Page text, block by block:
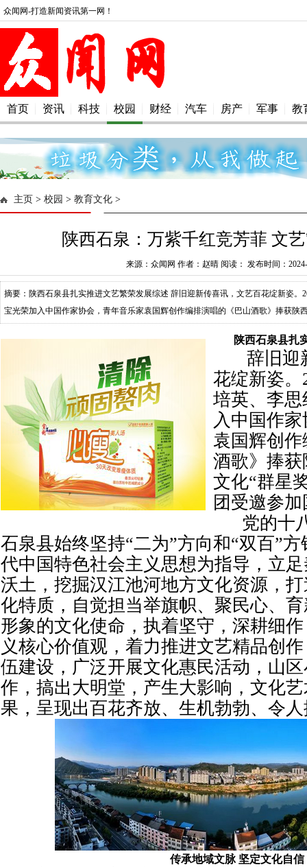
众闻网-打造新闻资讯第一网！
首页 资讯 科技 校园 财经 汽车 房产 军事 教
主页 > 校园 > 教育文化 >
陕西石泉：万紫千红竞芳菲 文
来源：众闻网 作者：赵晴 阅读： 发布时间：
摘要：陕西石泉县扎实推进文艺繁荣发展综述 辞旧迎新传喜讯，文艺百花绽新姿。
宝光荣加入中国作家协会，青年音乐家袁国辉创作编排演唱的《巴山酒歌》捧获陕
陕西石泉县扎
辞旧迎
花绽新姿。
培英、李
入中国作
袁国辉创
酒歌》捧
文化“群星
团受邀参
党的十八
石泉县始终坚持“二为”方向和“双百”
代中国特色社会主义思想为指导，立
沃土，挖掘汉江池河地方文化资源，
化特质，自觉担当举旗帜、聚民心、
形象的文化使命，执着坚守，深耕细
义核心价值观，着力推进文艺精品创
伍建设，广泛开展文化惠民活动，山
作，搞出大明堂，产生大影响，文化
果，呈现出百花齐放、生机勃勃、令
传承地域文脉 坚定文化自信